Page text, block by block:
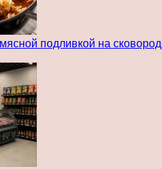
мясной подливкой на